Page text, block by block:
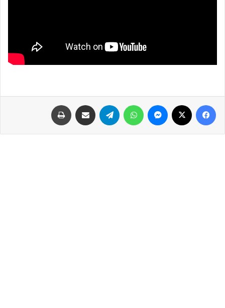
فيسبوك ماسنجر واتساب تيلقرام مشاركة عبر البريد